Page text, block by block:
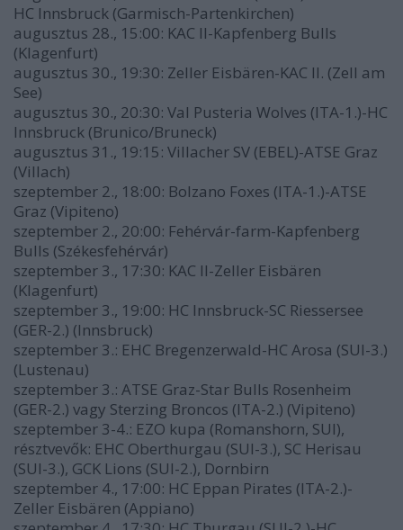
HC Innsbruck (Garmisch-Partenkirchen)
augusztus 28., 15:00: KAC II-Kapfenberg Bulls
(Klagenfurt)
augusztus 30., 19:30: Zeller Eisbären-KAC II. (Zell am
See)
augusztus 30., 20:30: Val Pusteria Wolves (ITA-1.)-HC
Innsbruck (Brunico/Bruneck)
augusztus 31., 19:15: Villacher SV (EBEL)-ATSE Graz
(Villach)
szeptember 2., 18:00: Bolzano Foxes (ITA-1.)-ATSE
Graz (Vipiteno)
szeptember 2., 20:00: Fehérvár-farm-Kapfenberg
Bulls (Székesfehérvár)
szeptember 3., 17:30: KAC II-Zeller Eisbären
(Klagenfurt)
szeptember 3., 19:00: HC Innsbruck-SC Riessersee
(GER-2.) (Innsbruck)
szeptember 3.: EHC Bregenzerwald-HC Arosa (SUI-3.)
(Lustenau)
szeptember 3.: ATSE Graz-Star Bulls Rosenheim
(GER-2.) vagy Sterzing Broncos (ITA-2.) (Vipiteno)
szeptember 3-4.: EZO kupa (Romanshorn, SUI),
résztvevők: EHC Oberthurgau (SUI-3.), SC Herisau
(SUI-3.), GCK Lions (SUI-2.), Dornbirn
szeptember 4., 17:00: HC Eppan Pirates (ITA-2.)-
Zeller Eisbären (Appiano)